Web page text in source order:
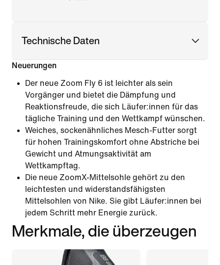
Technische Daten
Neuerungen
Der neue Zoom Fly 6 ist leichter als sein
Vorgänger und bietet die Dämpfung und
Reaktionsfreude, die sich Läufer:innen für das
tägliche Training und den Wettkampf wünschen.
Weiches, sockenähnliches Mesch-Futter sorgt
für hohen Trainingskomfort ohne Abstriche bei
Gewicht und Atmungsaktivität am
Wettkampftag.
Die neue ZoomX-Mittelsohle gehört zu den
leichtesten und widerstandsfähigsten
Mittelsohlen von Nike. Sie gibt Läufer:innen bei
jedem Schritt mehr Energie zurück.
Merkmale, die überzeugen